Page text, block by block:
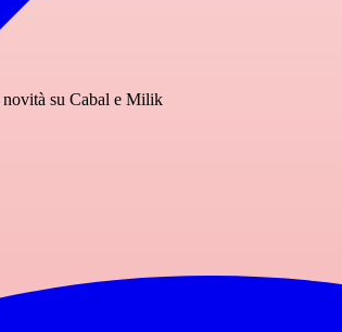
novità su Cabal e Milik